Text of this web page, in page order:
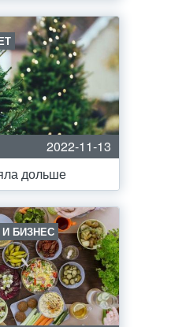
2022-11-13
дольше
БИЗНЕС